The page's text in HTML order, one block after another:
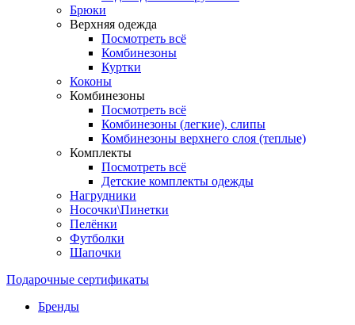
Брюки
Верхняя одежда
Посмотреть всё
Комбинезоны
Куртки
Коконы
Комбинезоны
Посмотреть всё
Комбинезоны (легкие), слипы
Комбинезоны верхнего слоя (теплые)
Комплекты
Посмотреть всё
Детские комплекты одежды
Нагрудники
Носочки\Пинетки
Пелёнки
Футболки
Шапочки
Подарочные сертификаты
Бренды